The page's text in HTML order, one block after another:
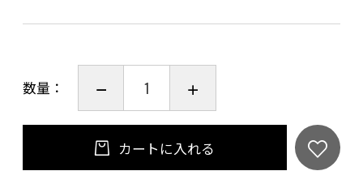
ちょっと覗いてみませんか？キモノをお誂えす
る現場の秘密を。。。
☆第３弾は、ももちゃんの物語☆
数量：
カートに入れる